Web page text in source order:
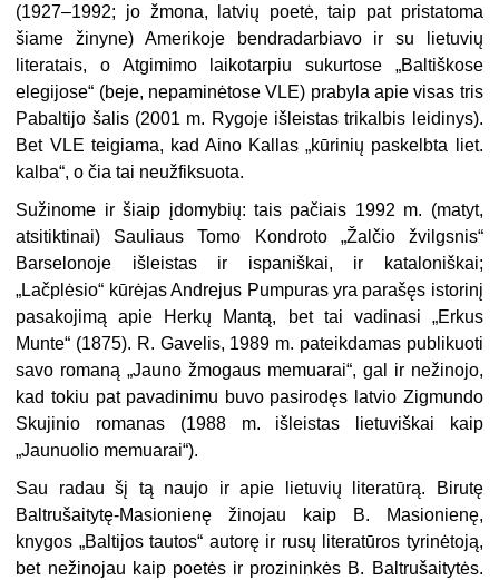
(1927–1992; jo žmona, latvių poetė, taip pat pristatoma
šiame žinyne) Amerikoje bendradarbiavo ir su lietuvių
literatais, o Atgimimo laikotarpiu sukurtose „Baltiškose
elegijose“ (beje, nepaminėtose VLE) prabyla apie visas tris
Pabaltijo šalis (2001 m. Rygoje išleistas trikalbis leidinys).
Bet VLE teigiama, kad Aino Kallas „kūrinių paskelbta liet.
kalba“, o čia tai neužfiksuota.
Sužinome ir šiaip įdomybių: tais pačiais 1992 m. (matyt,
atsitiktinai) Sauliaus Tomo Kondroto „Žalčio žvilgsnis“
Barselonoje išleistas ir ispaniškai, ir kataloniškai;
„Lačplėsio“ kūrėjas Andrejus Pumpuras yra parašęs istorinį
pasakojimą apie Herkų Mantą, bet tai vadinasi „Erkus
Munte“ (1875). R. Gavelis, 1989 m. pateikdamas publikuoti
savo romaną „Jauno žmogaus memuarai“, gal ir nežinojo,
kad tokiu pat pavadinimu buvo pasirodęs latvio Zigmundo
Skujinio romanas (1988 m. išleistas lietuviškai kaip
„Jaunuolio memuarai“).
Sau radau šį tą naujo ir apie lietuvių literatūrą. Birutę
Baltrušaitytę-Masionienę žinojau kaip B. Masionienę,
knygos „Baltijos tautos“ autorę ir rusų literatūros tyrinėtoją,
bet nežinojau kaip poetės ir prozininkės B. Baltrušaitytės.